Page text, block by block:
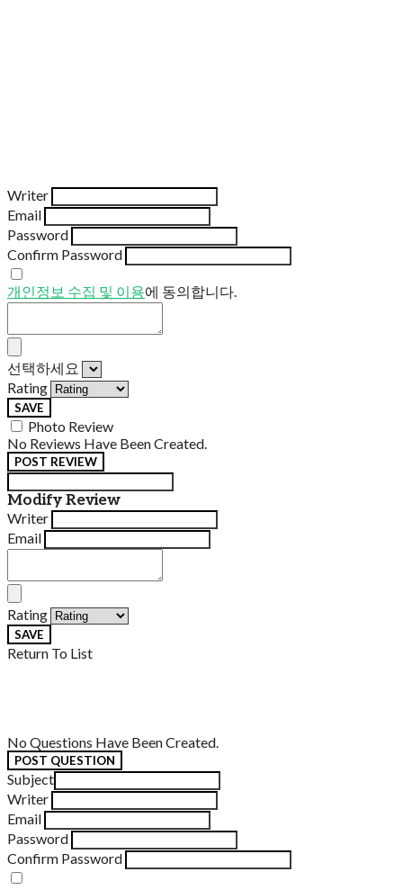
Writer
Email
Password
Confirm Password
개인정보 수집 및 이용에 동의합니다.
선택하세요
Rating
SAVE
Photo Review
No Reviews Have Been Created.
POST REVIEW
Modify Review
Writer
Email
Rating
SAVE
Return To List
No Questions Have Been Created.
POST QUESTION
Subject
Writer
Email
Password
Confirm Password